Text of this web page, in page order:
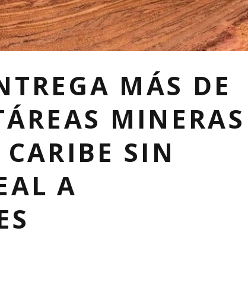
MÁS DE
MINERAS
SIN
A